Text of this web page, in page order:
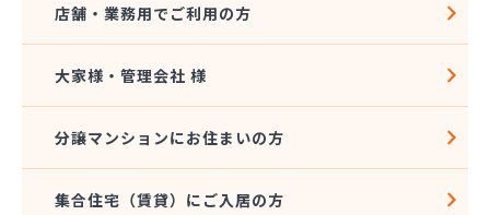
ヤマサ總業株式会社 愛知西支店
ヤマトク
リーグ馬場株式会社
愛知高圧株式会社容器検査工場
愛北液化ガス協組江南営業所
旭プロパン
店舗・業務用でご利用の方
大家様・管理会社 様
分譲マンションにお住まいの方
集合住宅（賃貸）にご入居の方